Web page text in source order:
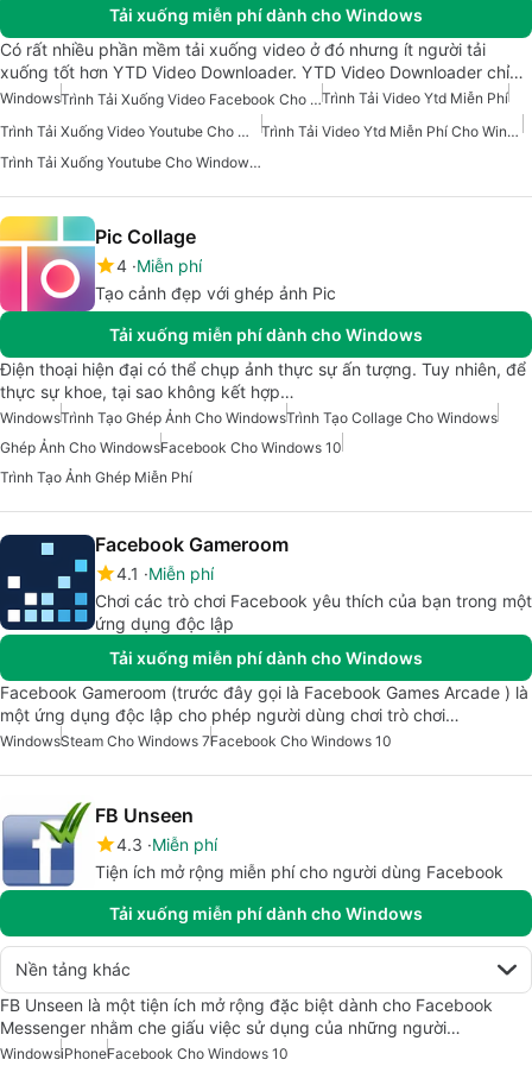
Tải xuống miễn phí dành cho Windows
Có rất nhiều phần mềm tải xuống video ở đó nhưng ít người tải
xuống tốt hơn YTD Video Downloader. YTD Video Downloader chỉ…
Windows Trình Tải Xuống Video Facebook Cho Windows 7Trình Tải Video Ytd Miễn Phí
Trình Tải Xuống Video Youtube Cho Windows 7
Trình Tải Video Ytd Miễn Phí Cho Windows
Trình Tải Xuống Youtube Cho Windows 10
Pic Collage
4 Miễn phí
Tạo cảnh đẹp với ghép ảnh Pic
Tải xuống miễn phí dành cho Windows
Điện thoại hiện đại có thể chụp ảnh thực sự ấn tượng. Tuy nhiên, để
thực sự khoe, tại sao không kết hợp…
WindowsTrình Tạo Ghép Ảnh Cho WindowsTrình Tạo Collage Cho Windows
Ghép Ảnh Cho WindowsFacebook Cho Windows 10
Trình Tạo Ảnh Ghép Miễn Phí
Facebook Gameroom
4.1
Miễn phí
Chơi các trò chơi Facebook yêu thích của bạn trong một
ứng dụng độc lập
Tải xuống miễn phí dành cho Windows
Facebook Gameroom (trước đây gọi là Facebook Games Arcade ) là
một ứng dụng độc lập cho phép người dùng chơi trò chơi…
WindowsSteam Cho Windows 7Facebook Cho Windows 10
FB Unseen
4.3 Miễn phí
Tiện ích mở rộng miễn phí cho người dùng Facebook
Tải xuống miễn phí dành cho Windows
Nền tảng khác
FB Unseen là một tiện ích mở rộng đặc biệt dành cho Facebook
Messenger nhằm che giấu việc sử dụng của những người…
WindowsiPhoneFacebook Cho Windows 10